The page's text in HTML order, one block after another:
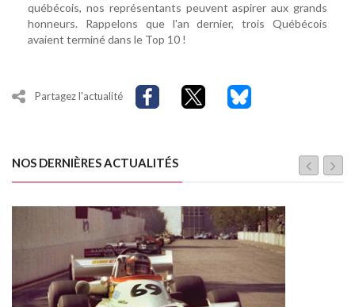
québécois, nos représentants peuvent aspirer aux grands
honneurs. Rappelons que l'an dernier, trois Québécois
avaient terminé dans le Top 10 !
Partagez l'actualité
NOS DERNIÈRES ACTUALITÉS